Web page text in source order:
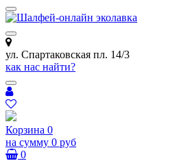
ул. Спартаковская пл. 14/3
как нас найти?
Корзина 0
на сумму 0 руб
0